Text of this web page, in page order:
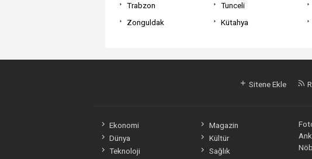
Trabzon
Tunceli
Zonguldak
Kütahya
Sitene Ekle
Ekonomi
Magazin
Dünya
Kültür
Teknoloji
Sağlık